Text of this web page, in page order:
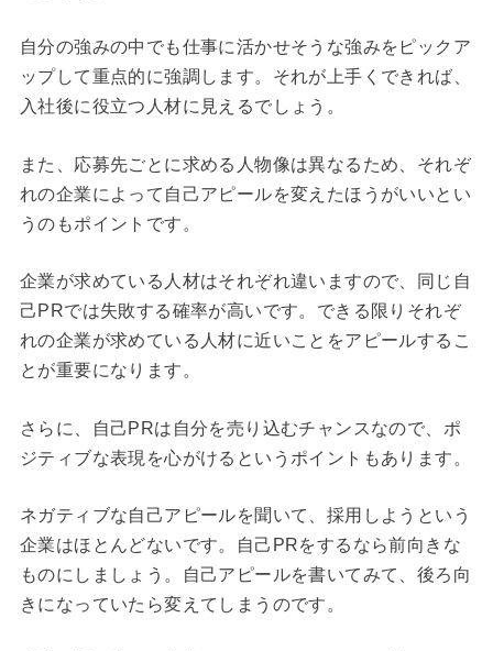
自分の強みの中でも仕事に活かせそうな強みをピックア
ップして重点的に強調します。それが上手くできれば、
入社後に役立つ人材に見えるでしょう。
また、応募先ごとに求める人物像は異なるため、それぞ
れの企業によって自己アピールを変えたほうがいいとい
うのもポイントです。
企業が求めている人材はそれぞれ違いますので、同じ自
己PRでは失敗する確率が高いです。できる限りそれぞ
れの企業が求めている人材に近いことをアピールするこ
とが重要になります。
さらに、自己PRは自分を売り込むチャンスなので、ポ
ジティブな表現を心がけるというポイントもあります。
ネガティブな自己アピールを聞いて、採用しようという
企業はほとんどないです。自己PRをするなら前向きな
ものにしましょう。自己アピールを書いてみて、後ろ向
きになっていたら変えてしまうのです。